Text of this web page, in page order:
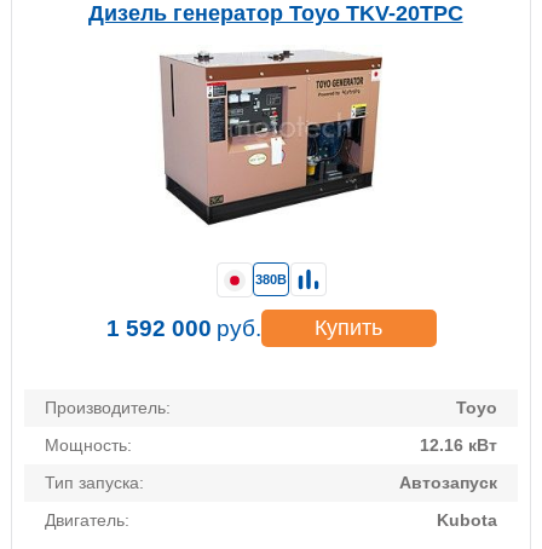
Дизель генератор Toyo TKV-20TPC
Производитель:
Toyo
Мощность:
12.16 кВт
Тип запуска:
Автозапуск
Двигатель:
Kubota
380В
1 592 000 руб. Купить